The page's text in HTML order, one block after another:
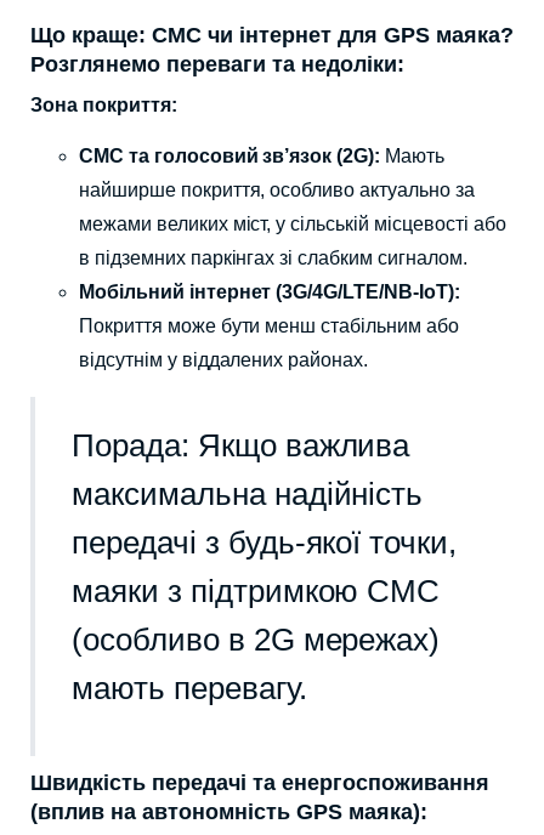
Що краще: СМС чи інтернет для GPS маяка?
Розглянемо переваги та недоліки:
Зона покриття:
СМС та голосовий зв’язок (2G): Мають
найширше покриття, особливо актуально за
межами великих міст, у сільській місцевості або
в підземних паркінгах зі слабким сигналом.
Мобільний інтернет (3G/4G/LTE/NB-IoT):
Покриття може бути менш стабільним або
відсутнім у віддалених районах.
Порада: Якщо важлива
максимальна надійність
передачі з будь-якої точки,
маяки з підтримкою СМС
(особливо в 2G мережах)
мають перевагу.
Швидкість передачі та енергоспоживання
(вплив на автономність GPS маяка):